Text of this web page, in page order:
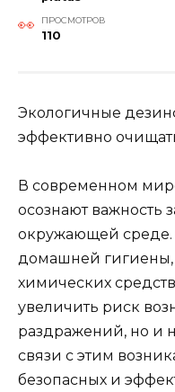
ПРОСМОТРОВ
110
Экологичные
эффективно
В современном
осознают важность
окружающей среде.
домашней гигиены,
химических
увеличить риск
раздражений, но и
связи с этим
безопасных и